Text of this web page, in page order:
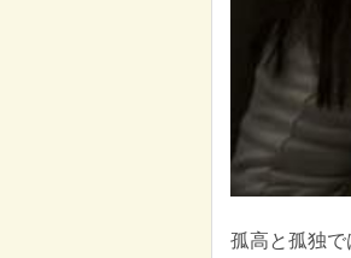
孤高と孤独